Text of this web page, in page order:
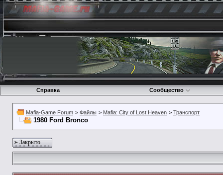
Справка Сообщество
Mafia-Game Forum > Файлы > Mafia: City of Lost Heaven > Транспорт
1980 Ford Bronco
Закрыто